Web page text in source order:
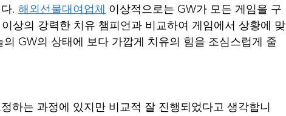
. 해외선물대여업체 이상적으로는 GW가 모든 게임을 구
상의 강력한 치유 챔피언과 비교하여 게임에서 상황에 맞
GW의 상태에 보다 가깝게 치유의 힘을 조심스럽게 줄
하는 과정에 있지만 비교적 잘 진행되었다고 생각합니